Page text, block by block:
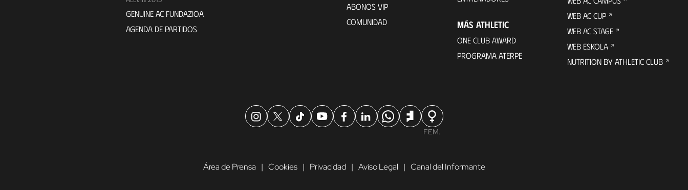
GENUINE AC FUNDAZIOA
AGENDA DE PARTIDOS
ABONOS VIP
COMUNIDAD
MÁS ATHLETIC
ONE CLUB AWARD
PROGRAMA ATERPE
WEB AC CUP
WEB AC STAGE
WEB ESKOLA
NUTRITION BY ATHLETIC CLUB
FEM.
Área de Prensa Cookies Privacidad Aviso Legal Canal del Informante